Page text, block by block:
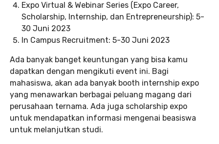
Expo Virtual & Webinar Series (Expo Career,
Scholarship, Internship, dan Entrepreneurship): 5-
30 Juni 2023
In Campus Recruitment: 5-30 Juni 2023
Ada banyak banget keuntungan yang bisa kamu
dapatkan dengan mengikuti event ini. Bagi
mahasiswa, akan ada banyak booth internship expo
yang menawarkan berbagai peluang magang dari
perusahaan ternama. Ada juga scholarship expo
untuk mendapatkan informasi mengenai beasiswa
untuk melanjutkan studi.